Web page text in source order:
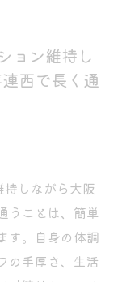
ョン維持し
西で長く通
しながら大阪
うことは、簡単
す。自身の体調
の手厚さ、生活